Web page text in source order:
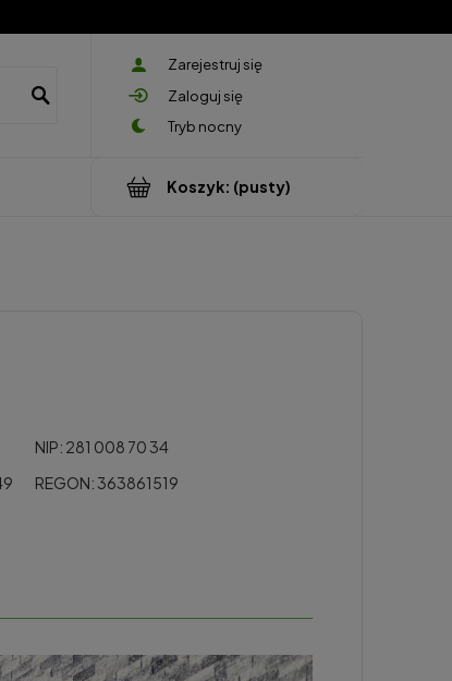
Zarejestruj się
Zaloguj się
Koszyk: (pusty)
NIP: 281 008 70 34
REGON: 363861519